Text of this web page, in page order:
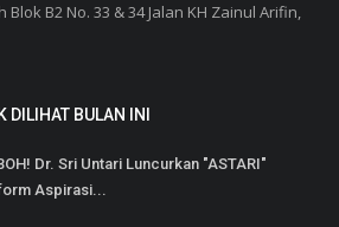
B2 No. 33 & 34 Jalan KH Zainul Arifin,
DILIHAT BULAN INI
Dr. Sri Untari Luncurkan "ASTARI"
Aspirasi...